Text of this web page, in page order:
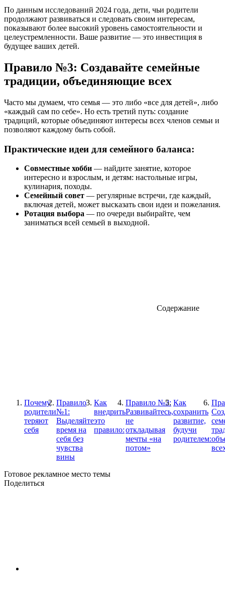
По данным исследований 2024 года, дети, чьи родители
продолжают развиваться и следовать своим интересам,
показывают более высокий уровень самостоятельности и
целеустремленности. Ваше развитие — это инвестиция в
будущее ваших детей.
Правило №3: Создавайте семейные
традиции, объединяющие всех
Часто мы думаем, что семья — это либо «все для детей», либо
«каждый сам по себе». Но есть третий путь: создание
традиций, которые объединяют интересы всех членов семьи и
позволяют каждому быть собой.
Практические идеи для семейного баланса:
Совместные хобби — найдите занятие, которое
интересно и взрослым, и детям: настольные игры,
кулинария, походы.
Семейный совет — регулярные встречи, где каждый,
включая детей, может высказать свои идеи и пожелания.
Ротация выбора — по очереди выбирайте, чем
заниматься всей семьей в выходной.
Содержание
Почему
родители
теряют
себя
Правило
№1:
Выделяйте
время на
себя без
чувства
вины
Как
внедрить
это
правило:
Правило №2:
Развивайтесь,
не
откладывая
мечты «на
потом»
Как
сохранить
развитие,
будучи
родителем:
Готовое рекламное место темы
Поделиться